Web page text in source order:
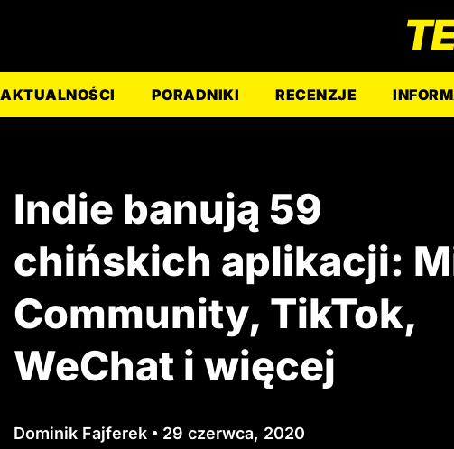
AKTUALNOŚCI PORADNIKI RECENZJE
Indie banują 59
chińskich aplikacji:
Community, TikTok,
WeChat i więcej
Dominik Fajferek 29 czerwca, 2020